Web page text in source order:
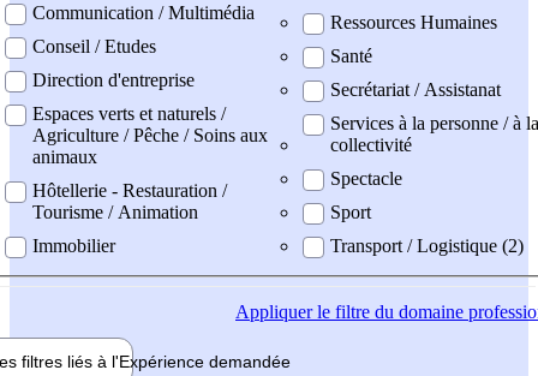
Communication / Multimédia
Conseil / Etudes
Direction d'entreprise
Espaces verts et naturels /
Agriculture / Pêche / Soins aux
animaux
Hôtellerie - Restauration /
Tourisme / Animation
Immobilier
Ressources Humaines
Santé
Secrétariat / Assistanat
Services à la personne / à la
collectivité
Spectacle
Sport
Transport / Logistique (2)
Appliquerle filtre du domaine
filtres liés à l'Expérience demandée